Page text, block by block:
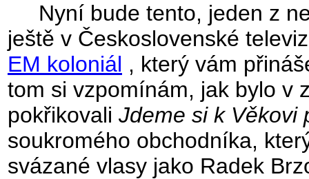
Nyní bude tento, jeden z
ještě v Československé
EM koloniál , který vám
tom si vzpomínám, jak bylo v
pokřikovali Jdeme si k Věkovi
soukromého obchodníka,
svázané vlasy jako Radek